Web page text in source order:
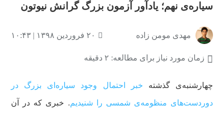
سیاره‌ی نهم؛ یاد‌آور آزمون‌ بزرگ گرانش نیوتون
مهدی مومن زاده ۲۰ فروردین ۱۳۹۸ | ۱۰:۴۳
زمان مورد نیاز برای مطالعه: ۲ دقیقه
چهارشنبه‌ی گذشته خبر احتمال وجود سیاره‌ای بزرگ در
دوردست‌های منظومه‌ی شمسی را شنیدیم. خبری که در آن